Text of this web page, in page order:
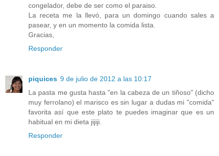
congelador, debe de ser como el paraiso.
La receta me la llevó, para un domingo cuando sales a
pasear, y en un momento la comida lista.
Gracias,
Responder
piquices 9 de julio de 2012 a las 10:17
La pasta me gusta hasta "en la cabeza de un tiñoso" (dicho
muy ferrolano) el marisco es sin lugar a dudas mi "comida"
favorita así que este plato te puedes imaginar que es un
habitual en mi dieta jijiji.
Responder